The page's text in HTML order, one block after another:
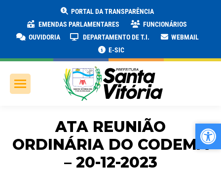
PORTAL DA TRANSPARÊNCIA
EMENDAS PARLAMENTARES
FUNCIONÁRIOS
OUVIDORIA
DEPARTAMENTO DE T.I.
WEBMAIL
E-SIC
ATA REUNIÃO
ORDINÁRIA DO CODEMA
– 20-12-2023